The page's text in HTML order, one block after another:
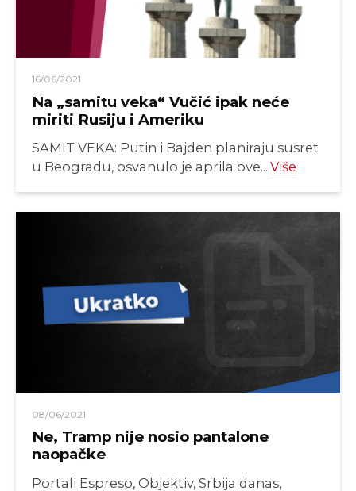
16/06/2021
Na „samitu veka“ Vučić ipak neće
miriti Rusiju i Ameriku
SAMIT VEKA: Putin i Bajden planiraju susret
u Beogradu, osvanulo je aprila ove... Više
08/06/2021
Ne, Tramp nije nosio pantalone
naopačke
Portali Espreso, Objektiv, Srbija danas,